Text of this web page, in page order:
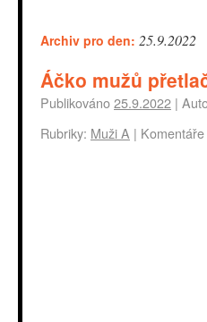
Archiv pro den: 25.9.2022
Áčko mužů
Publikováno25.9.2022 |
Rubriky: Muži A |